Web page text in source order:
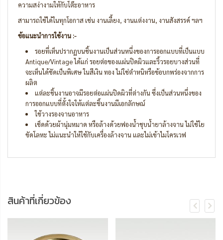
ความสง่างามให้กับโต๊ะอาหาร
สามารถใช้ได้ในทุกโอกาส เช่น งานเลี้ยง, งานแต่งงาน, งานสังสรรค์ ฯลฯ
ข้อแนะนำการใช้งาน :-
รอยทึ่เห็นปรากฏบนชิ้นงานเป็นส่วนหนึ่งของการออกแบบที่เป็นแบบ
Antique/Vintage ได้แก่ รอยต่อของแผ่นปิดผิวและริ้วรอยบางส่วนที่
จะเห็นได้ชัดเป็นพิเศษ ในสีเงิน ทอง ไม่ใช่ตำหนิหรือข้อบกพร่องจากการ
ผลิต
แต่ละชิ้นงานอาจมีรอยต่อแผ่นปิดผิวที่ต่างกัน ซึ่งเป็นส่วนหนึ่งของ
การออกแบบที่ตั้งใจให้แต่ละชิ้นงานมีเอกลักษณ์
ใช้วางรองจานอาหาร
เช็ดด้วยผ้านุ่มหมาด หรือล้างด้วยฟองน้ำชุบน้ำยาล้างจาน ไม่ใช้ใย
ขัดโลหะ ไม่แนะนำให้ใช้กับเครื่องล้างจาน และไม่เข้าไมโครเวฟ
สินค้าที่เกี่ยวข้อง